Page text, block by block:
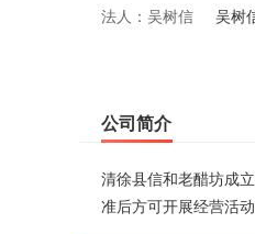
法人： 吴树信 吴树
公司简介
清徐县信和老醋坊成
准后方可开展经营活动